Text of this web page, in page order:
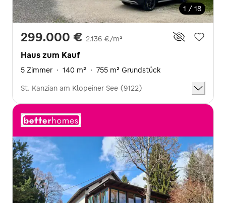
1 / 18
299.000 € 2.136 €/m²
Haus zum Kauf
5 Zimmer · 140 m² · 755 m² Grundstück
St. Kanzian am Klopeiner See (9122)